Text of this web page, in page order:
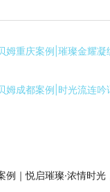
姆重庆案例|璀璨金耀
姆成都案例|时光流连
｜悦启璀璨·浓情时光，